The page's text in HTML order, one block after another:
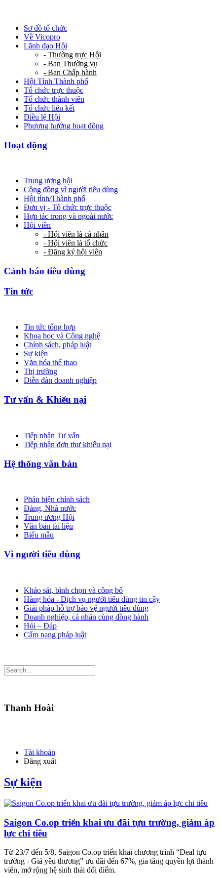
Sơ đồ tổ chức
Về Vicopro
Lãnh đạo Hội
- Thường trực Hội
- Ban Thường vụ
- Ban Chấp hành
Hội Tỉnh Thành phố
Tổ chức trực thuộc
Tổ chức thành viên
Tổ chức liên kết
Điều lệ Hội
Phương hướng hoạt động
Hoạt động
Trung ương hội
Cộng đồng vì người tiêu dùng
Hội tỉnh/Thành phố
Đơn vị - Tổ chức trực thuộc
Hợp tác trong và ngoài nước
Hội viên
- Hội viên là cá nhân
- Hội viên là tổ chức
- Đăng ký hội viên
Cảnh báo tiêu dùng
Tin tức
Tin tức tổng hợp
Khoa học và Công nghệ
Chính sách, pháp luật
Sự kiện
Văn hóa thể thao
Thị trường
Diễn đàn doanh nghiệp
Tư vấn & Khiếu nại
Tiếp nhận Tư vấn
Tiếp nhận đơn thư khiếu nại
Hệ thống văn bản
Phản biện chính sách
Đảng, Nhà nước
Trung ương Hội
Văn bản tài liệu
Biểu mẫu
Vì người tiêu dùng
Khảo sát, bình chọn và công bố
Hàng hóa - Dịch vụ người tiêu dùng tin cậy
Giải pháp hỗ trợ bảo vệ người tiêu dùng
Doanh nghiệp, cá nhân cùng đồng hành
Hỏi – Đáp
Cẩm nang pháp luật
Thanh Hoài
Tài khoản
Đăng xuất
Sự kiện
Saigon Co.op triển khai ưu đãi tựu trường, giảm áp
lực chi tiêu
Từ 23/7 đến 5/8, Saigon Co.op triển khai chương trình “Deal tựu
trường - Giá yêu thương” ưu đãi đến 67%, gia tăng quyền lợi thành
viên, mở rộng hệ sinh thái đổi điểm.